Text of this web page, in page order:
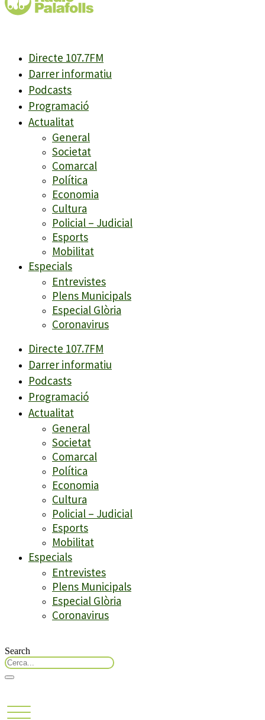
Directe 107.7FM
Darrer informatiu
Podcasts
Programació
Actualitat
General
Societat
Comarcal
Política
Economia
Cultura
Policial – Judicial
Esports
Mobilitat
Especials
Entrevistes
Plens Municipals
Especial Glòria
Coronavirus
Directe 107.7FM
Darrer informatiu
Podcasts
Programació
Actualitat
General
Societat
Comarcal
Política
Economia
Cultura
Policial – Judicial
Esports
Mobilitat
Especials
Entrevistes
Plens Municipals
Especial Glòria
Coronavirus
Search